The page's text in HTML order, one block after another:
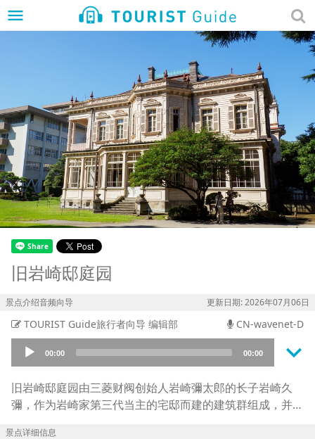
menu
旧岩崎邸庭园
景点介绍音频向导 更新日期: 2026年07月06日
TOURIST Guide旅行者向导 编辑部 CN-wavenet-D
Audio
Player
00:00 00:00 keyboard_arrow_down
旧岩崎邸庭园由三菱财阀创始人岩崎彌太郎的长子岩崎久
彌，作为岩崎家第三代当主的宅邸而建的建筑群组成，并于
景点详细信息